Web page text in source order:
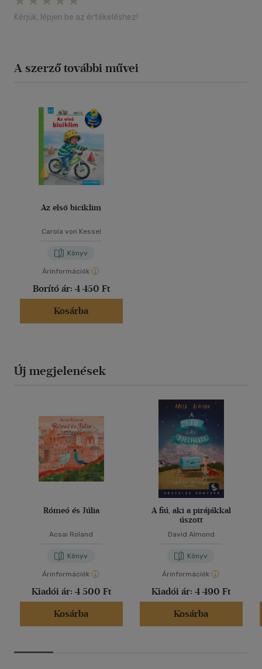
Kérjük, lépjen be az értékeléshez!
A szerző további művei
Az első biciklim
Carola von Kessel
Könyv
Árinformációk
Borító ár: 4 450 Ft
Kosárba
Új megjelenések
Rómeó és Júlia
Acsai Roland
Könyv
Árinformációk
Kiadói ár: 4 500 Ft
Kosárba
A fiú, aki a pirájákkal
úszott
David Almond
Könyv
Árinformációk
Kiadói ár: 4 490 Ft
Kosárba